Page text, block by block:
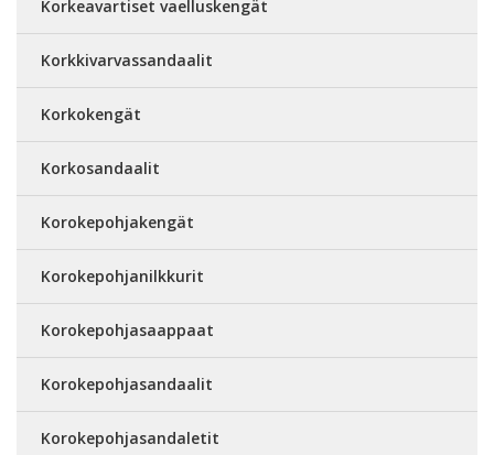
Korkeavartiset vaelluskengät
Korkkivarvassandaalit
Korkokengät
Korkosandaalit
Korokepohjakengät
Korokepohjanilkkurit
Korokepohjasaappaat
Korokepohjasandaalit
Korokepohjasandaletit